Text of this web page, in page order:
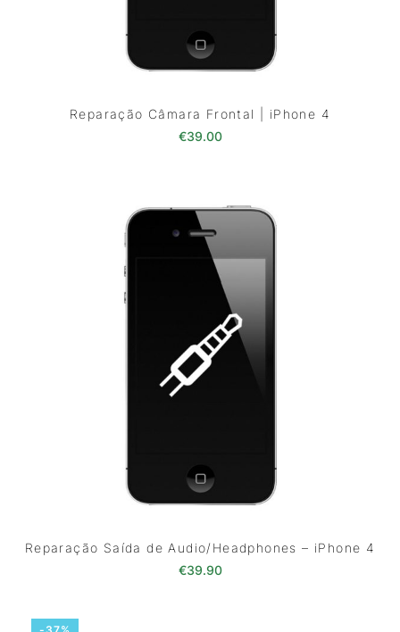
Reparação Câmara Frontal | iPhone 4
€39.00
Reparação Saída de Audio/Headphones – iPhone 4
€39.90